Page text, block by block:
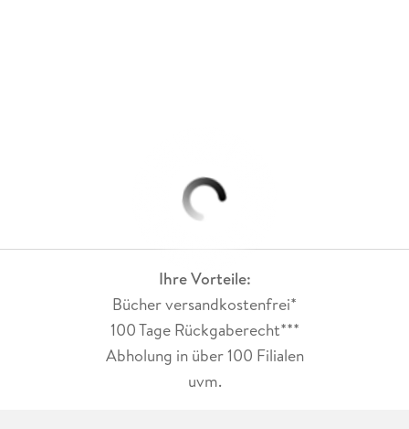
Ihre Vorteile:
Bücher versandkostenfrei*
100 Tage Rückgaberecht***
Abholung in über 100 Filialen
uvm.